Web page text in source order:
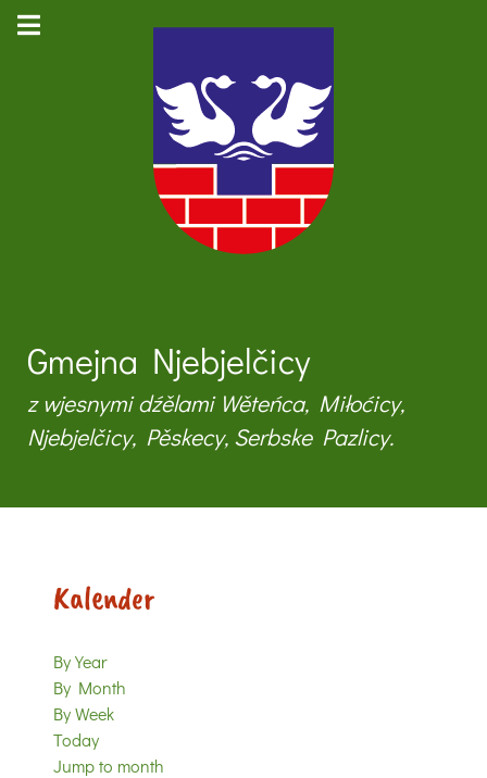
Gmejna Njebjelčicy
z wjesnymi dźělami Wěteńca, Miłoćicy,
Njebjelčicy, Pěskecy, Serbske Pazlicy.
Kalender
By Year
By Month
By Week
Today
Jump to month